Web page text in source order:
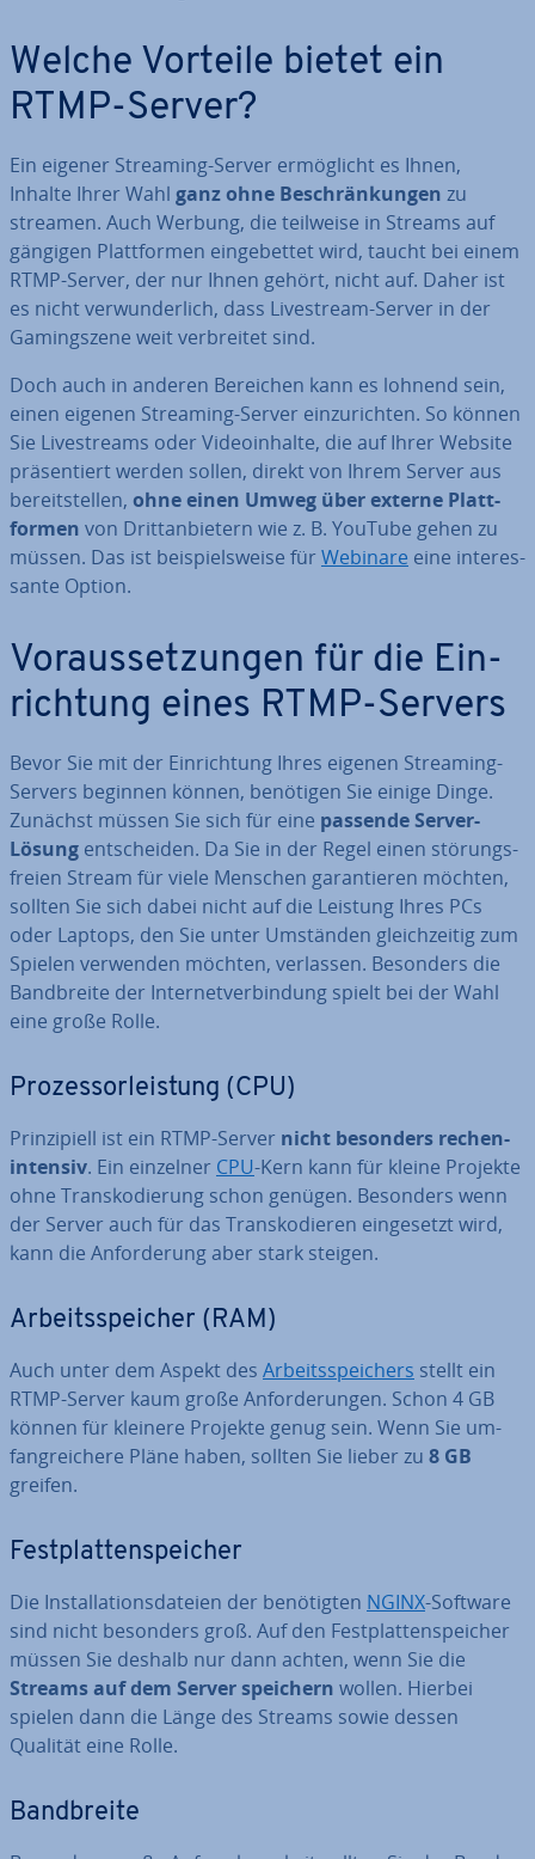
Welche Vorteile bietet ein
RTMP-Server?
Ein eigener Streaming-Server er­mög­licht es Ihnen,
Inhalte Ihrer Wahl ganz ohne Be­schrän­kun­gen zu
streamen. Auch Werbung, die teilweise in Streams auf
gängigen Platt­for­men ein­ge­bet­tet wird, taucht bei einem
RTMP-Server, der nur Ihnen gehört, nicht auf. Daher ist
es nicht ver­wun­der­lich, dass Live­stream-Server in der
Gaming­sze­ne weit ver­brei­tet sind.
Doch auch in anderen Bereichen kann es lohnend sein,
einen eigenen Streaming-Server ein­zu­rich­ten. So können
Sie Live­streams oder Vi­deo­in­hal­te, die auf Ihrer Website
prä­sen­tiert werden sollen, direkt von Ihrem Server aus
be­reit­stel­len, ohne einen Umweg über externe Platt­
for­men von Dritt­an­bie­tern wie z. B. YouTube gehen zu
müssen. Das ist bei­spiels­wei­se für Webinare eine in­ter­es­
san­te Option.
Vor­aus­set­zun­gen für die Ein­
rich­tung eines RTMP-Servers
Bevor Sie mit der Ein­rich­tung Ihres eigenen Streaming-
Servers beginnen können, benötigen Sie einige Dinge.
Zunächst müssen Sie sich für eine passende Server-
Lösung ent­schei­den. Da Sie in der Regel einen stö­rungs­
frei­en Stream für viele Menschen ga­ran­tie­ren möchten,
sollten Sie sich dabei nicht auf die Leistung Ihres PCs
oder Laptops, den Sie unter Umständen gleich­zei­tig zum
Spielen verwenden möchten, verlassen. Besonders die
Band­brei­te der In­ter­net­ver­bin­dung spielt bei der Wahl
eine große Rolle.
Pro­zes­sor­leis­tung (CPU)
Prin­zi­pi­ell ist ein RTMP-Server nicht besonders re­chen­
in­ten­siv. Ein einzelner CPU-Kern kann für kleine Projekte
ohne Trans­ko­die­rung schon genügen. Besonders wenn
der Server auch für das Trans­ko­die­ren ein­ge­setzt wird,
kann die An­for­de­rung aber stark steigen.
Ar­beits­spei­cher (RAM)
Auch unter dem Aspekt des Ar­beits­spei­chers stellt ein
RTMP-Server kaum große An­for­de­run­gen. Schon 4 GB
können für kleinere Projekte genug sein. Wenn Sie um­
fang­rei­che­re Pläne haben, sollten Sie lieber zu 8 GB
greifen.
Fest­plat­ten­spei­cher
Die In­stal­la­ti­ons­da­tei­en der be­nö­tig­ten NGINX-Software
sind nicht besonders groß. Auf den Fest­plat­ten­spei­cher
müssen Sie deshalb nur dann achten, wenn Sie die
Streams auf dem Server speichern wollen. Hierbei
spielen dann die Länge des Streams sowie dessen
Qualität eine Rolle.
Band­brei­te